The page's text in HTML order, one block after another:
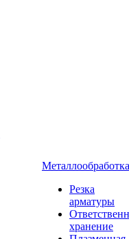
Металлообработка
Резка
арматуры
хранение